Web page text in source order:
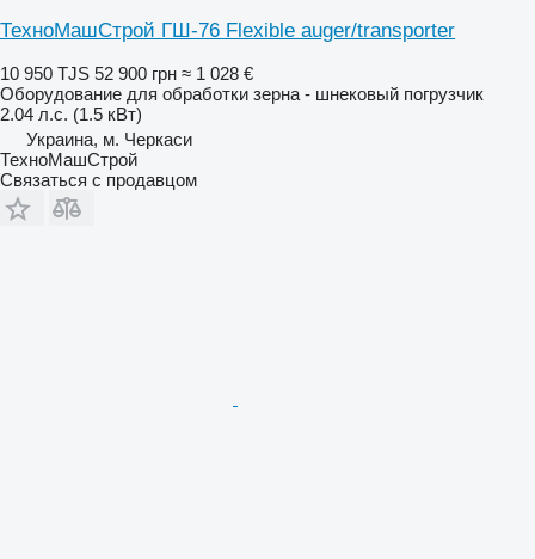
ТехноМашСтрой ГШ-76 Flexible auger/transporter
10 950 TJS 52 900 грн ≈ 1 028 €
Оборудование для обработки зерна - шнековый погрузчик
2.04 л.с. (1.5 кВт)
Украина, м. Черкаси
ТехноМашСтрой
Связаться с продавцом